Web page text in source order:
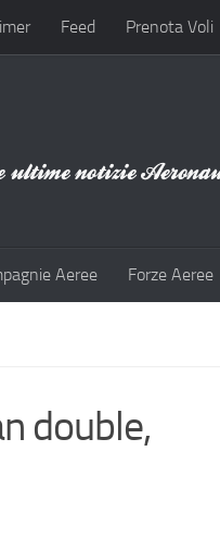
Feed Prenota Voli
Aeree Forze Aeree
double,